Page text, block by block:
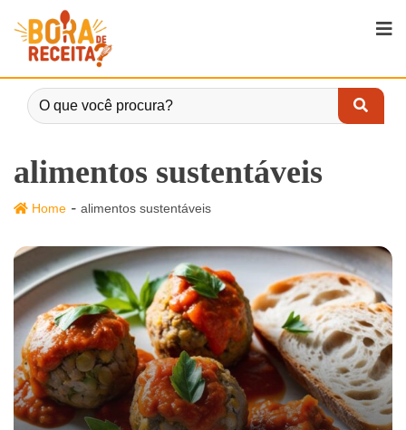
alimentos sustentáveis
Home - alimentos sustentáveis